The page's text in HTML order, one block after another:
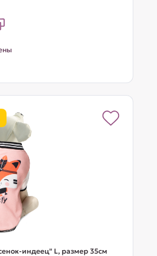
индеец" L, размер 35см